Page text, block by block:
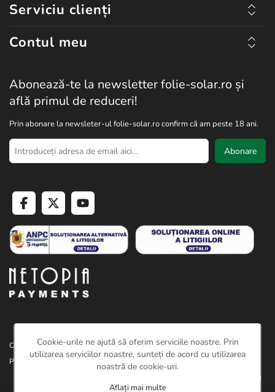
Serviciu clienți
Contul meu
Abonează-te la newsletter folie-solar.ro și
află primul de reduceri!
Prin abonare la newsleter-ul folie-solar.ro confirm că am peste 18 ani.
Abonare
Copyright © 2026 Folie solar. Toate drepturile rezervate.
Powered by
| Creat de Ecom Digital
Cookie-urile ne ajută să oferim serviciile noastre. Prin
utilizarea serviciilor noastre, sunteți de acord cu utilizarea
noastră de cookie-uri.
Aflați mai multe